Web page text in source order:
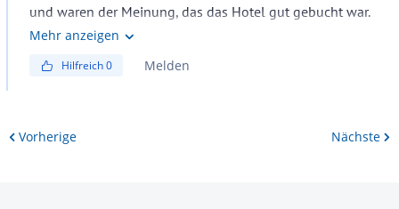
und waren der Meinung, das das Hotel gut gebucht war.
Das Publikum ist international aus allen Kontinenten und
gesprochen.
Mehr anzeigen
Hilfreich0 Melden
Vorherige Nächste